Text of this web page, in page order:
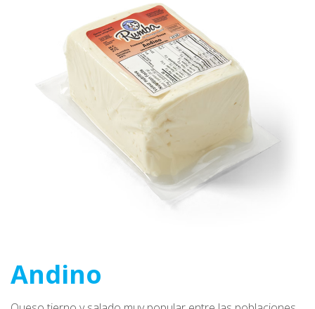
Andino